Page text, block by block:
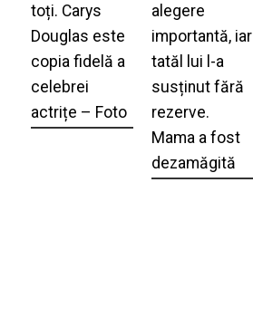
toți. Carys
Douglas este
copia fidelă a
celebrei
actrițe – Foto
alegere
importantă, iar
tatăl lui l-a
susținut fără
rezerve.
Mama a fost
dezamăgită